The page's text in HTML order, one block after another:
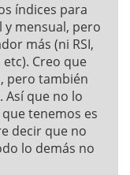
índices para
y mensual, pero
más (ni RSI,
Creo que
pero también
Así que no lo
tenemos es
decir que no
lo demás no